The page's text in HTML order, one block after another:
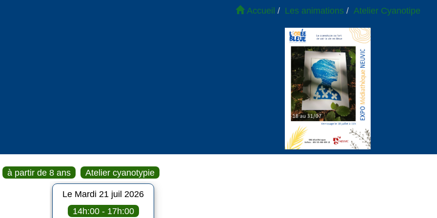
Accueil Les animations Atelier Cyanotipe
à partir de 8 ans Atelier cyanotypie
Le Mardi 21 juil 2026
14h:00 - 17h:00